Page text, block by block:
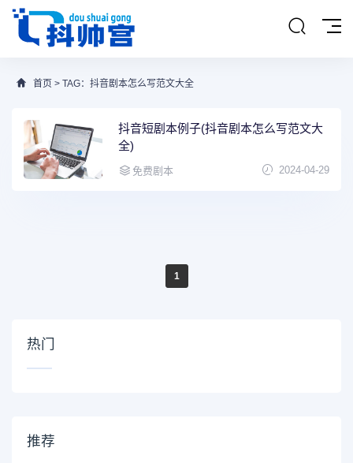
首页 > TAG：抖音剧本怎么写范文大全
抖音短剧本例子(抖音剧本怎么写范文大
全)
免费剧本 2024-04-29
1
热门
推荐